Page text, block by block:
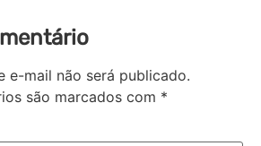
e-mail não será publicado.
são marcados com *